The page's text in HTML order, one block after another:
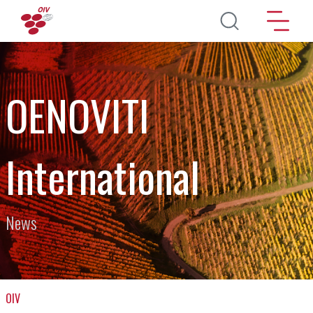
Salta al contenuto principale
OENOVITI
International
News
OIV